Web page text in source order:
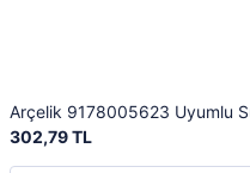
Arçelik 9178005623 Uyumlu
302,79 TL